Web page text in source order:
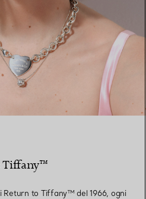
Tiffany™
Return to Tiffany™ del 1966, ogni